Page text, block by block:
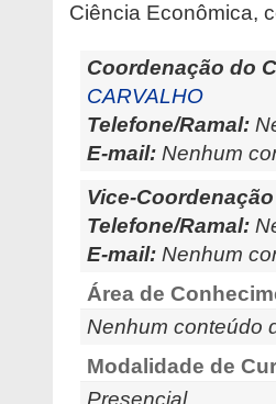
Ciência Econômica,
Coordenação do
CARVALHO
Telefone/Ramal:
E-mail: Nenhum
Vice-
Telefone/Ramal:
E-mail: Nenhum
Área de
Nenhum conteúdo
Modalidade de
Presencial